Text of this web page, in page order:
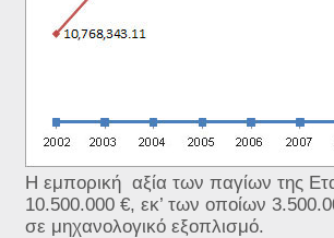
Η εμπορική αξία των παγίων της
10.500.000 €, εκ’ των οποίων
σε μηχανολογικό εξοπλισμό.